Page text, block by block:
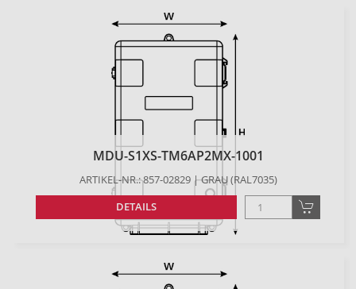
MDU-S1XS-TM6AP2MX-1001
ARTIKEL-NR.: 857-02829 | GRAU (RAL7035)
DETAILS